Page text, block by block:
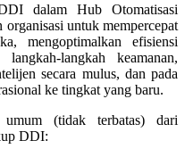
dalam Hub Otomatisasi
untuk mempercepat
mengoptimalkan efisiensi
langkah keamanan,
secara mulus, dan pada
ke tingkat yang baru.
(tidak terbatas) dari
DDI: